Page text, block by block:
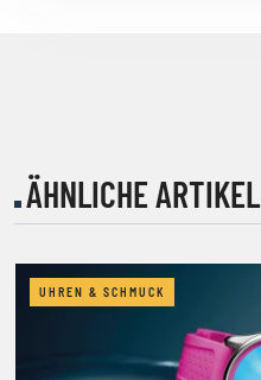
ÄHNLICHE ARTIKEL
UHREN & SCHMUCK